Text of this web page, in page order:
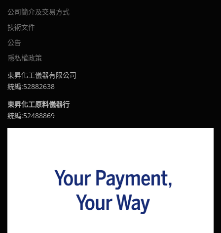
公司簡介及交易方式
技術文件
公告
隱私權政策
東昇化工儀器有限公司
統編:52882638
東昇化工原料儀器行
統編:52488869